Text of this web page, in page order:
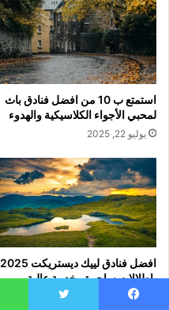
استمتع ب 10 من افضل فنادق باث
لمحبي الأجواء الكلاسيكية والهدوء
يوليو 22, 2025
افضل فنادق لييك ديستريكت 2025
بإطلالات ساحرة وخدمة عالية
يوليو 22, 2025